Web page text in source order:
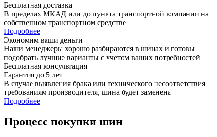
Бесплатная доставка
В пределах МКАД или до пункта транспортной компании на
собственном транспортном средстве
Подробнее
Экономим ваши деньги
Наши менеджеры хорошо разбираются в шинах и готовы
подобрать лучшие варианты с учетом ваших потребностей
Бесплатная консультация
Гарантия до 5 лет
В случае выявления брака или технического несоответствия
требованиям производителя, шина будет заменена
Подробнее
Процесс покупки шин